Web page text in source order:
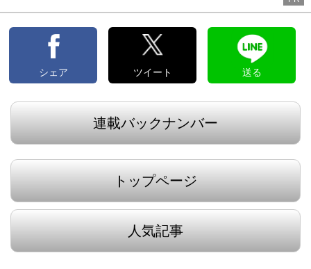
シェア ツイート 送る
連載バックナンバー
トップページ
人気記事